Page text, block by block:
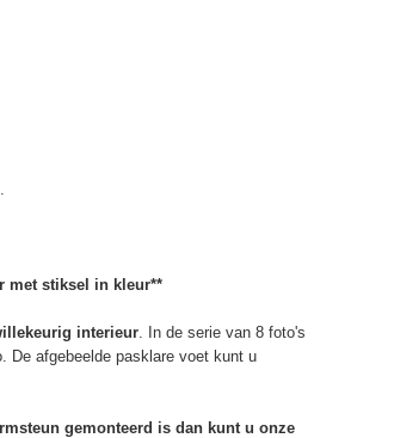
met stiksel in kleur**
interieur. In de serie van 8 foto's
De afgebeelde pasklare voet kunt u
gemonteerd is dan kunt u onze